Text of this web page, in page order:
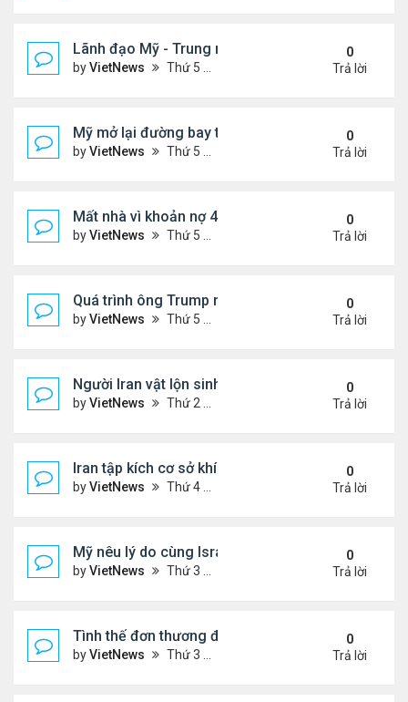
Lãnh đạo Mỹ - Trung muốn gì ở nhau khi gặp
byVietNews Thứ 5 Tháng 5 14, 2026 3:05 pm
0
Trả lời
Mỹ mở lại đường bay thẳng tới Venezuela sau 7
byVietNews Thứ 5 Tháng 4 30, 2026 4:27 pm
0
Trả lời
Mất nhà vì khoản nợ 400 USD với ban quản trị khu
byVietNews Thứ 5 Tháng 4 23, 2026 4:30 pm
0
Trả lời
Quá trình ông Trump ra quyết định tấn công Iran
byVietNews Thứ 5 Tháng 4 09, 2026 5:43 pm
0
Trả lời
Người Iran vật lộn sinh tồn giữa chiến sự
byVietNews Thứ 2 Tháng 3 30, 2026 4:55 pm
0
Trả lời
Iran tập kích cơ sở khí LNG lớn nhất thế giới ở
byVietNews Thứ 4 Tháng 3 18, 2026 5:56 pm
0
Trả lời
Mỹ nêu lý do cùng Israel không kích Iran
byVietNews Thứ 3 Tháng 3 03, 2026 6:39 pm
0
Trả lời
Tình thế đơn thương độc mã của Iran trước sức
byVietNews Thứ 3 Tháng 2 24, 2026 6:01 pm
0
Trả lời